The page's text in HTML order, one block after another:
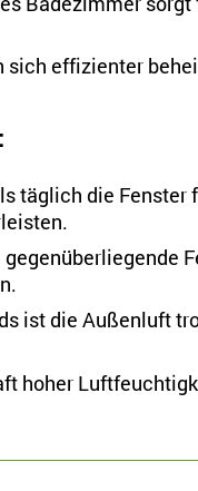
sich effizienter
täglich die Fenster
ist die Außenluft
hoher